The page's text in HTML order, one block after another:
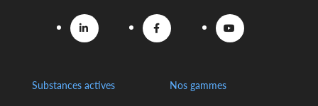
Substances actives Nos gammes